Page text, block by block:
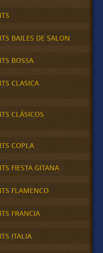
BAILES DE SALON
BOSSA
CLASICA
CLÁSICOS
COPLA
FIESTA GITANA
FLAMENCO
FRANCIA
ITALIA